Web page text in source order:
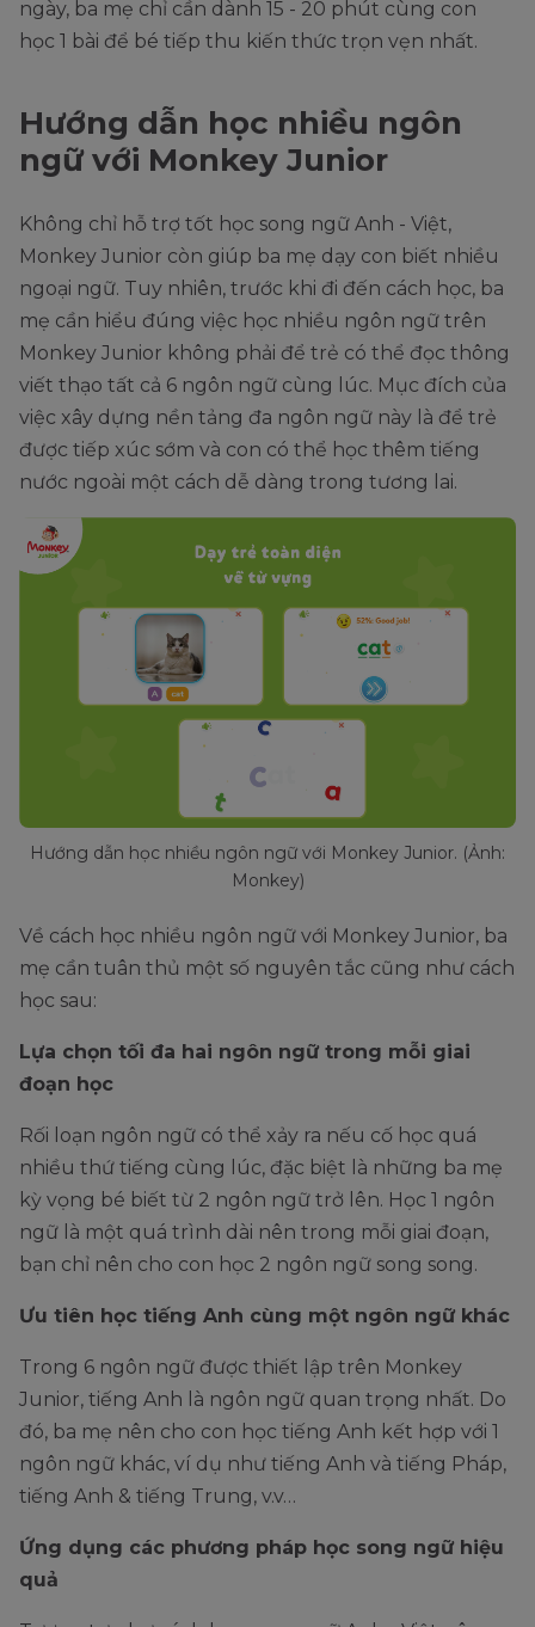
ngày, ba mẹ chỉ cần dành 15 - 20 phút cùng con
học 1 bài để bé tiếp thu kiến thức trọn vẹn nhất.
Hướng dẫn học nhiều ngôn
ngữ với Monkey Junior
Không chỉ hỗ trợ tốt học song ngữ Anh - Việt,
Monkey Junior còn giúp ba mẹ dạy con biết nhiều
ngoại ngữ. Tuy nhiên, trước khi đi đến cách học, ba
mẹ cần hiểu đúng việc học nhiều ngôn ngữ trên
Monkey Junior không phải để trẻ có thể đọc thông
viết thạo tất cả 6 ngôn ngữ cùng lúc. Mục đích của
việc xây dựng nền tảng đa ngôn ngữ này là để trẻ
được tiếp xúc sớm và con có thể học thêm tiếng
nước ngoài một cách dễ dàng trong tương lai.
Hướng dẫn học nhiều ngôn ngữ với Monkey Junior. (Ảnh:
Monkey)
Về cách học nhiều ngôn ngữ với Monkey Junior, ba
mẹ cần tuân thủ một số nguyên tắc cũng như cách
học sau:
Lựa chọn tối đa hai ngôn ngữ trong mỗi giai
đoạn học
Rối loạn ngôn ngữ có thể xảy ra nếu cố học quá
nhiều thứ tiếng cùng lúc, đặc biệt là những ba mẹ
kỳ vọng bé biết từ 2 ngôn ngữ trở lên. Học 1 ngôn
ngữ là một quá trình dài nên trong mỗi giai đoạn,
bạn chỉ nên cho con học 2 ngôn ngữ song song.
Ưu tiên học tiếng Anh cùng một ngôn ngữ khác
Trong 6 ngôn ngữ được thiết lập trên Monkey
Junior, tiếng Anh là ngôn ngữ quan trọng nhất. Do
đó, ba mẹ nên cho con học tiếng Anh kết hợp với 1
ngôn ngữ khác, ví dụ như tiếng Anh và tiếng Pháp,
tiếng Anh & tiếng Trung, v.v…
Ứng dụng các phương pháp học song ngữ hiệu
quả